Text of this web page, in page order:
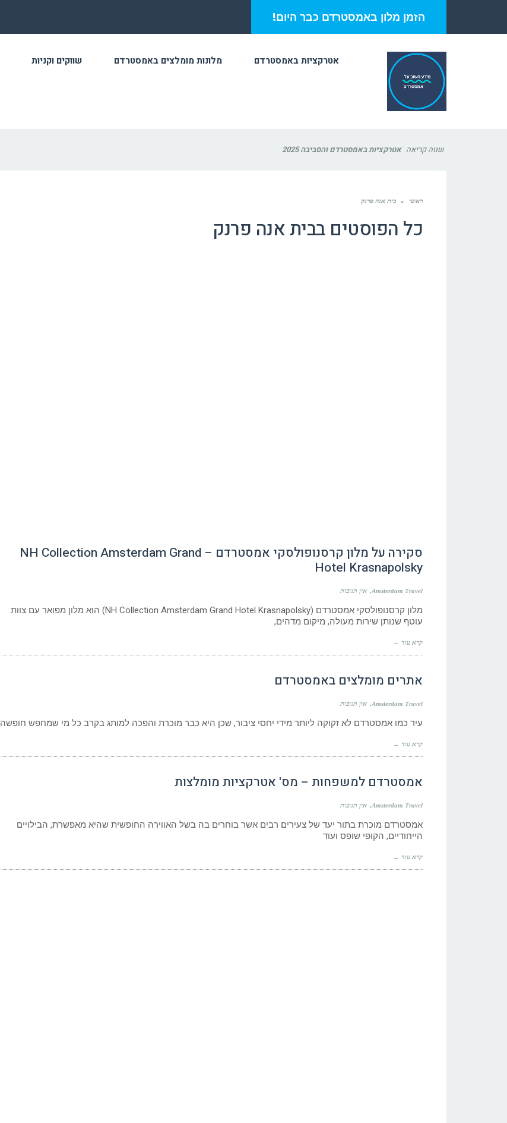
הזמן מלון באמסטרדם כבר היום!
אטרקציות באמסטרדם מלונות מומלצים באמסטרדם שווקים וקניות
שווה קריאה אטרקציות באמסטרדם והסביבה 2025
ראשי » בית אנה פרנק
כל הפוסטים בבית אנה פרנק
סקירה על מלון קרסנופולסקי אמסטרדם – NH Collection Amsterdam Grand
Hotel Krasnapolsky
Amsterdam Travel אין תגובות
מלון קרסנופולסקי אמסטרדם (NH Collection Amsterdam Grand Hotel Krasnapolsky) הוא מלון מפואר עם צוות
עוטף שנותן שירות מעולה, מיקום מדהים,
קרא עוד ←
אתרים מומלצים באמסטרדם
Amsterdam Travel אין תגובות
עיר כמו אמסטרדם לא זקוקה ליותר מידי יחסי ציבור, שכן היא כבר מוכרת והפכה למותג בקרב כל מי שמחפש חופשה
קרא עוד ←
אמסטרדם למשפחות – מס' אטרקציות מומלצות
Amsterdam Travel אין תגובות
אמסטרדם מוכרת בתור יעד של צעירים רבים אשר בוחרים בה בשל האווירה החופשית שהיא מאפשרת, הבילויים
הייחודיים, הקופי שופס ועוד
קרא עוד ←